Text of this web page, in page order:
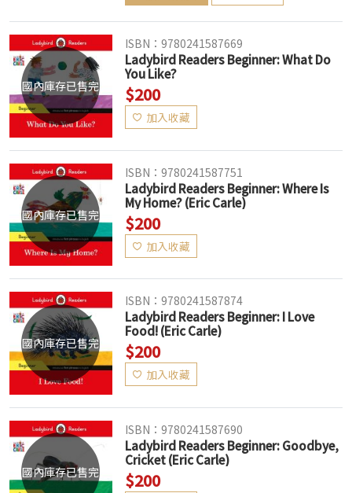
國內庫存已售完
ISBN：9780241587669
Ladybird Readers Beginner: What Do
You Like?
$200
加入收藏
國內庫存已售完
ISBN：9780241587751
Ladybird Readers Beginner: Where Is
My Home? (Eric Carle)
$200
加入收藏
國內庫存已售完
ISBN：9780241587874
Ladybird Readers Beginner: I Love
Food! (Eric Carle)
$200
加入收藏
國內庫存已售完
ISBN：9780241587690
Ladybird Readers Beginner: Goodbye,
Cricket (Eric Carle)
$200